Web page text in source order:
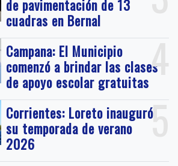
de pavimentación de 13
cuadras en Bernal
4
Campana: El Municipio
comenzó a brindar las clases
de apoyo escolar gratuitas
5
Corrientes: Loreto inauguró
su temporada de verano
2026